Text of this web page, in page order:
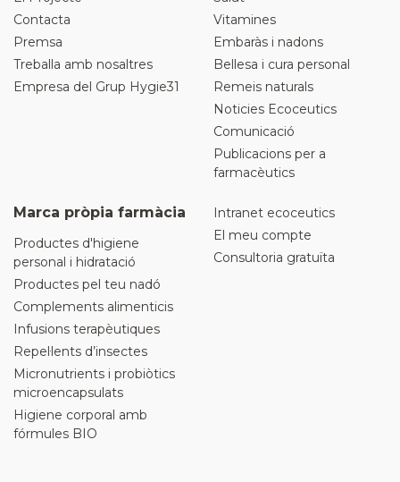
Contacta
Premsa
Treballa amb nosaltres
Empresa del Grup Hygie31
Vitamines
Embaràs i nadons
Bellesa i cura personal
Remeis naturals
Noticies Ecoceutics
Comunicació
Publicacions per a
farmacèutics
Marca pròpia farmàcia
Productes d'higiene
personal i hidratació
Productes pel teu nadó
Complements alimenticis
Infusions terapèutiques
Repel·lents d’insectes
Micronutrients i probiòtics
microencapsulats
Higiene corporal amb
fórmules BIO
Intranet ecoceutics
El meu compte
Consultoria gratuïta